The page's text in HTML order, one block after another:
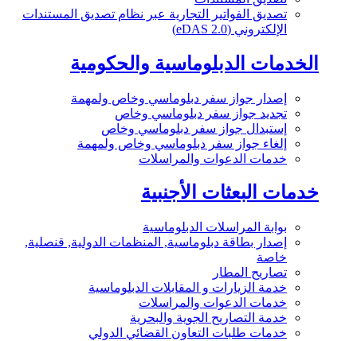
تصديق الفواتير التجارية عبر نظام تصديق المستندات
الإلكتروني (eDAS 2.0)
الخدمات الدبلوماسية والحكومية
إصدار جواز سفر دبلوماسي وخاص ولمهمة
تجديد جواز سفر دبلوماسي وخاص
إستبدال جواز سفر دبلوماسي وخاص
إلغاء جواز سفر دبلوماسي وخاص ولمهمة
خدمات الدعوات والمراسلات
خدمات البعثات الأجنبية
بوابة المراسلات الدبلوماسية
إصدار بطاقة دبلوماسية, المنظمات الدولية, قنصلية,
خاصة
تصاريح المطار
خدمة الزيارات و المقابلات الدبلوماسية
خدمات الدعوات والمراسلات
خدمة التصاريح الجوية والبحرية
خدمات طلبات التعاون القضائي الدولي